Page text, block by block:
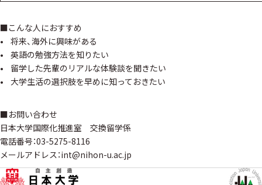
■こんな人におすすめ
• 将来、海外に興味がある
• 英語の勉強方法を知りたい
• 留学した先輩のリアルな体験談を聞きたい
• 大学生活の選択肢を早めに知っておきたい
■お問い合わせ
日本大学国際化推進室 交換留学係
電話番号：03-5275-8116
メールアドレス：int@nihon-u.ac.jp